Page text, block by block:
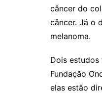
câncer do
câncer. Já o
melanoma.
Dois estudos
Fundação
elas estão